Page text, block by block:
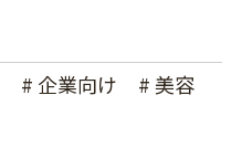
# 企業向け
# 美容